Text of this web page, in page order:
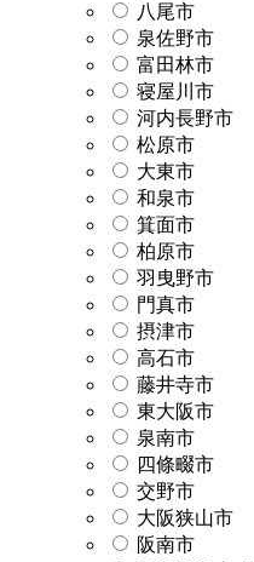
八尾市
泉佐野市
富田林市
寝屋川市
河内長野市
松原市
大東市
和泉市
箕面市
柏原市
羽曳野市
門真市
摂津市
高石市
藤井寺市
東大阪市
泉南市
四條畷市
交野市
大阪狭山市
阪南市